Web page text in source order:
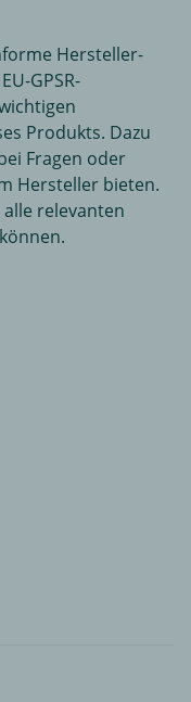
Hersteller-
GPSR-
Produkts. Dazu
Fragen oder
Hersteller bieten.
alle relevanten